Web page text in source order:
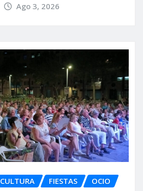
Ago 3, 2026
CULTURA FIESTAS OCIO